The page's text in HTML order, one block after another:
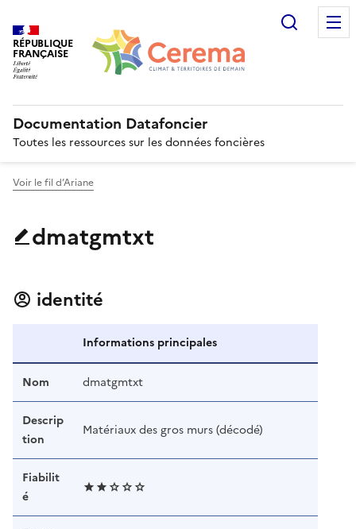
RÉPUBLIQUE
FRANÇAISE
Documentation Datafoncier
Toutes les ressources sur les données foncières
Voir le fil d’Ariane
dmatgmtxt
identité
Informations principales
Nom dmatgmtxt
Descrip
tion
Matériaux des gros murs (décodé)
Fiabilit
é